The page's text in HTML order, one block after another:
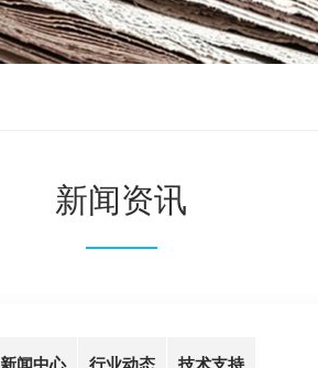
新闻资讯